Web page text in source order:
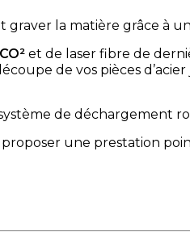
la matière grâce à
et de laser fibre de
de vos pièces
de déchargement
une prestation